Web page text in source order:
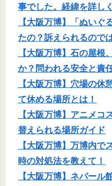
事でした。経緯を詳し
【大阪万博】「ぬいぐ
たの？訴えられるので
【大阪万博】石の屋根
か？問われる安全と責
【大阪万博】穴場の休
て休める場所とは！
【大阪万博】アニメコ
替えられる場所ガイド
【大阪万博】万博内で
時の対処法を教えて！
【大阪万博】ネパール